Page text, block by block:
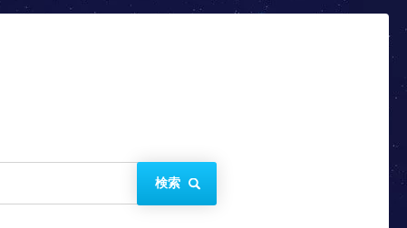
検索